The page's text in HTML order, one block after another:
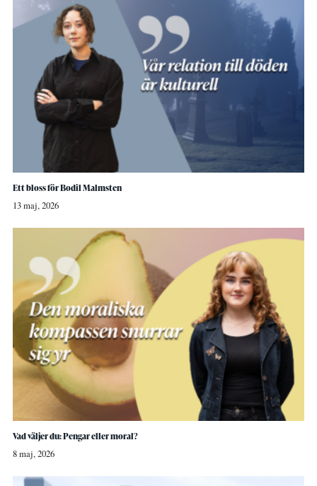
Ett bloss för Bodil Malmsten
13 maj, 2026
Vad väljer du: Pengar eller moral?
8 maj, 2026